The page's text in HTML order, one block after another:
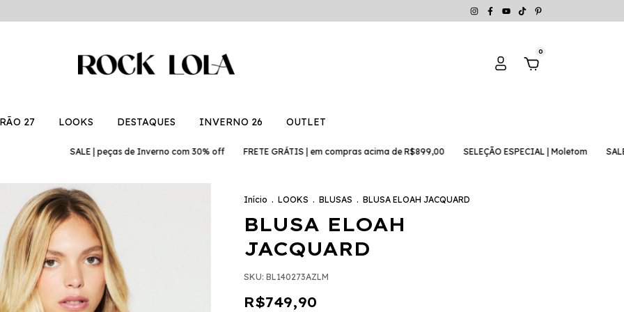
0
27 LOOKS DESTAQUES INVERNO 26 OUTLET
SALE | peças de Inverno com 30% off FRETE GRÁTIS | em compras acima de R$899,00 SELEÇÃO ESPECIAL | Moletom SALE | peças
Início . LOOKS . BLUSAS . BLUSA ELOAH JACQUARD
BLUSA ELOAH
JACQUARD
SKU: BL140273AZLM
R$749,90